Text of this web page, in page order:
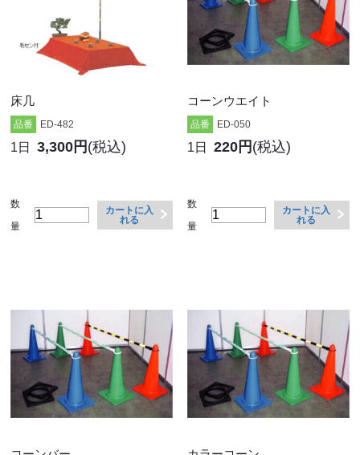
床几
品番 ED-482
1日 3,300円 (税込)
数
量
カートに入
れる
コーンウエイト
品番 ED-050
1日 220円 (税込)
数
量
カートに入
れる